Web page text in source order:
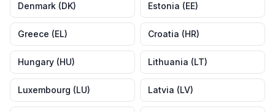
Denmark (DK) Estonia (EE)
Greece (EL) Croatia (HR)
Hungary (HU) Lithuania (LT)
Luxembourg (LU) Latvia (LV)